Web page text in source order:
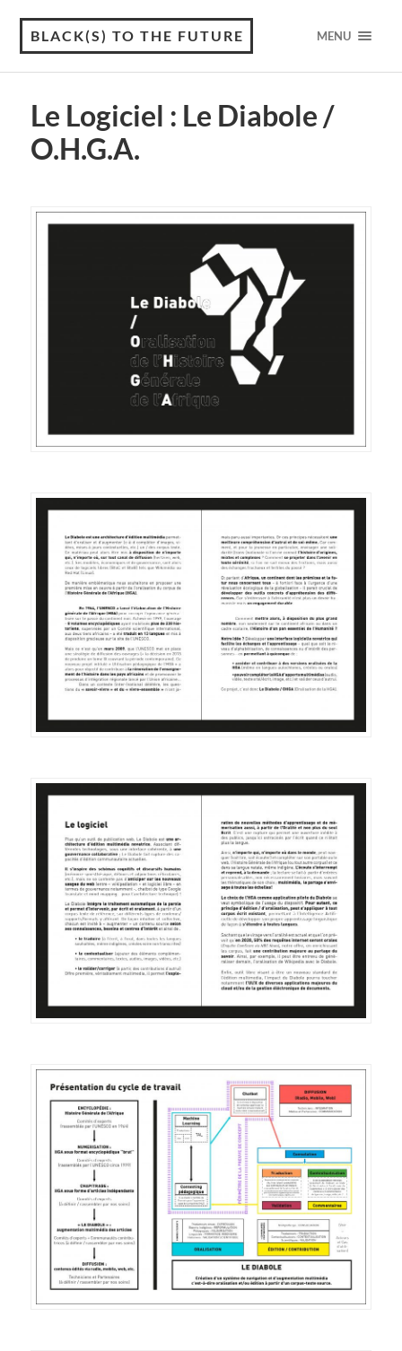
BLACK(S) TO THE FUTURE MENU
Le Logiciel : Le Diabole /
O.H.G.A.